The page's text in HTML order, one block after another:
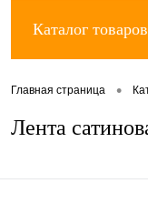
Каталог товаров
Главная страница •
Лента